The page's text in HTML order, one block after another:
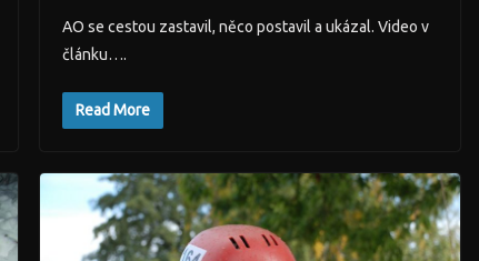
AO se cestou zastavil, něco postavil a ukázal. Video v
článku….
Read More